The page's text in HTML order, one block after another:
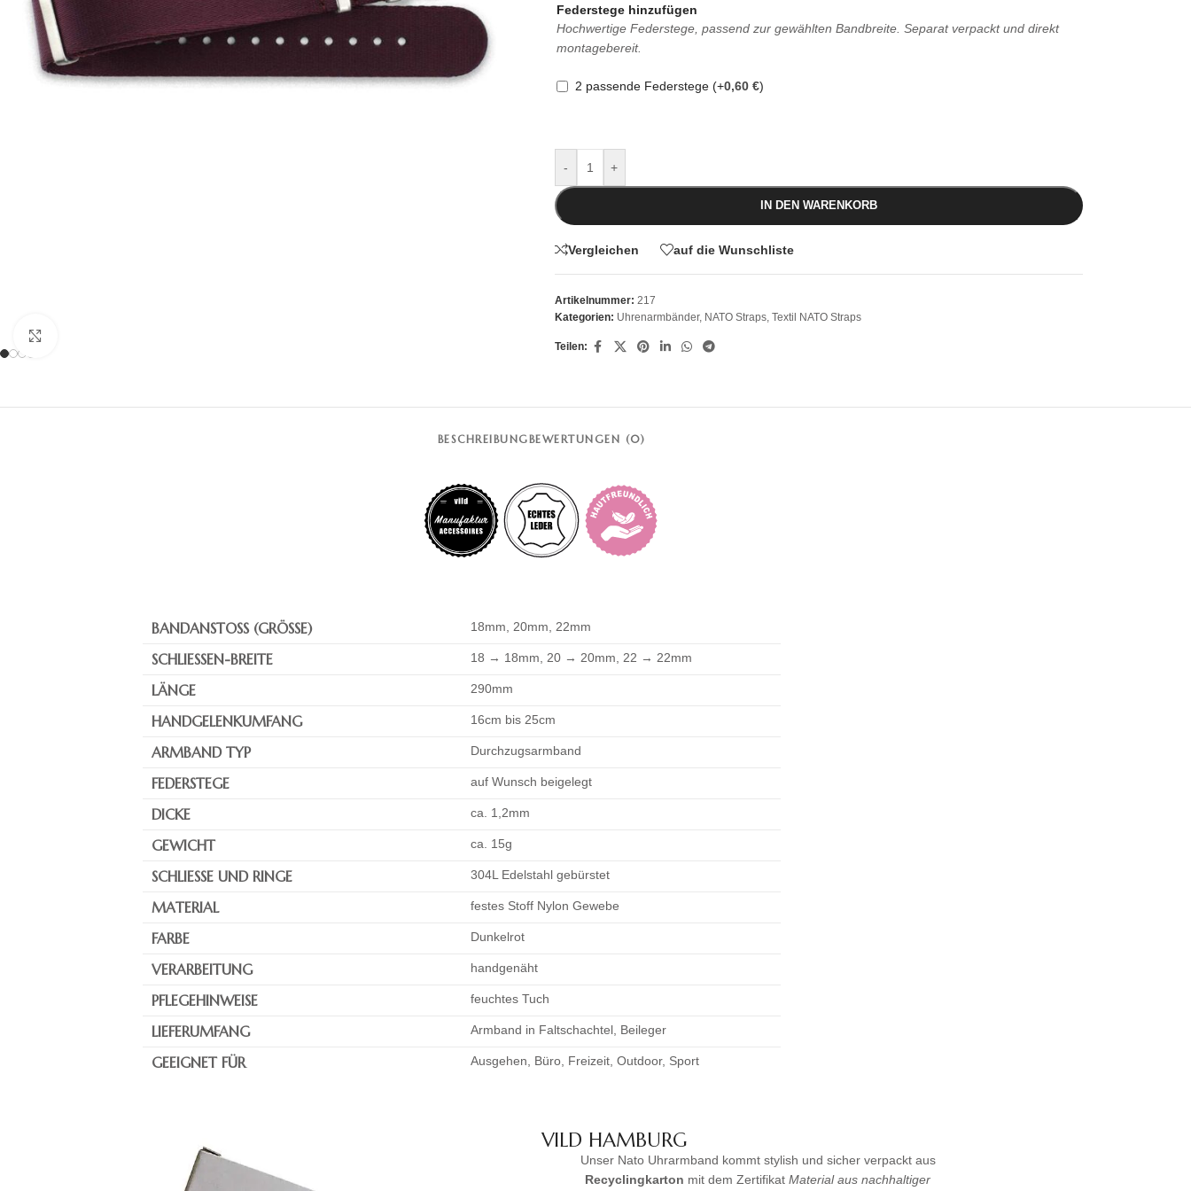
Federstege hinzufügen
Hochwertige Federstege, passend zur gewählten Bandbreite. Separat verpackt und direkt
montagebereit.
2 passende Federstege (+0,60 €)
- +
IN DEN WARENKORB
Vergleichen auf die Wunschliste
Artikelnummer: 217
Kategorien: Uhrenarmbänder, NATO Straps, Textil NATO Straps
Teilen:
BESCHREIBUNG BEWERTUNGEN (0)
BANDANSTOSS (GRÖSSE) 18mm, 20mm, 22mm
SCHLIESSEN-BREITE 18 → 18mm, 20 → 20mm, 22 → 22mm
LÄNGE 290mm
HANDGELENKUMFANG 16cm bis 25cm
ARMBAND TYP Durchzugsarmband
FEDERSTEGE auf Wunsch beigelegt
DICKE ca. 1,2mm
GEWICHT ca. 15g
SCHLIESSE UND RINGE 304L Edelstahl gebürstet
MATERIAL festes Stoff Nylon Gewebe
FARBE Dunkelrot
VERARBEITUNG handgenäht
PFLEGEHINWEISE feuchtes Tuch
LIEFERUMFANG Armband in Faltschachtel, Beileger
GEEIGNET FÜR Ausgehen, Büro, Freizeit, Outdoor, Sport
VILD HAMBURG
Unser Nato Uhrarmband kommt stylish und sicher verpackt aus
Recyclingkarton mit dem ZertifikatMaterial aus nachhaltiger